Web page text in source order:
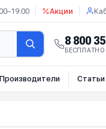
Акции
8 800
Производители Статьи